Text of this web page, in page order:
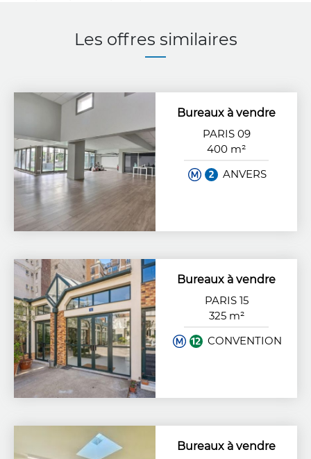
Les offres similaires
Bureaux à vendre
PARIS 09
400 m²
ANVERS
Bureaux à vendre
PARIS 15
325 m²
CONVENTION
Bureaux à vendre